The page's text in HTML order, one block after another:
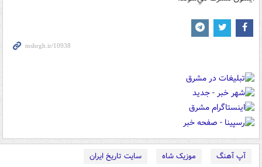
آپ آهنگ موزیک شاه
سایت تاریخ ایران